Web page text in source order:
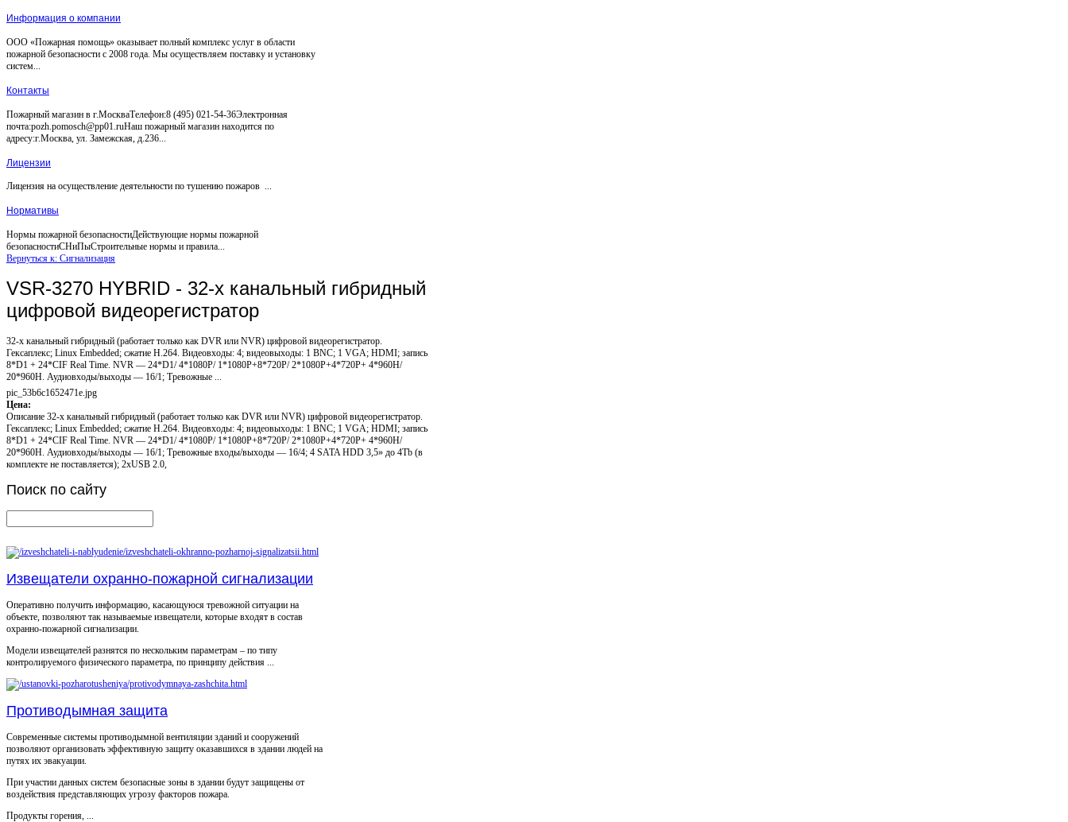
Информация о компании
ООО «Пожарная помощь» оказывает полный комплекс услуг в области
пожарной безопасности с 2008 года. Мы осуществляем поставку и установку
систем...
Контакты
Пожарный магазин в г.МоскваТелефон:8 (495) 021-54-36Электронная
почта:pozh.pomosch@pp01.ruНаш пожарный магазин находится по
адресу:г.Москва, ул. Замежская, д.236...
Лицензии
Лицензия на осуществление деятельности по тушению пожаров ...
Нормативы
Нормы пожарной безопасностиДействующие нормы пожарной
безопасностиСНиПыСтроительные нормы и правила...
Вернуться к: Сигнализация
VSR-3270 HYBRID - 32-х канальный гибридный
цифровой видеорегистратор
32-х канальный гибридный (работает только как DVR или NVR) цифровой видеорегистратор.
Гексаплекс; Linux Embedded; сжатие Н.264. Видеовходы: 4; видеовыходы: 1 BNC; 1 VGA; HDMI; запись
8*D1 + 24*CIF Real Time. NVR — 24*D1/ 4*1080P/ 1*1080P+8*720P/ 2*1080P+4*720P+ 4*960H/
20*960H. Аудиовходы/выходы — 16/1; Тревожные ...
pic_53b6c1652471e.jpg
Цена:
Описание 32-х канальный гибридный (работает только как DVR или NVR) цифровой видеорегистратор.
Гексаплекс; Linux Embedded; сжатие Н.264. Видеовходы: 4; видеовыходы: 1 BNC; 1 VGA; HDMI; запись
8*D1 + 24*CIF Real Time. NVR — 24*D1/ 4*1080P/ 1*1080P+8*720P/ 2*1080P+4*720P+ 4*960H/
20*960H. Аудиовходы/выходы — 16/1; Тревожные входы/выходы — 16/4; 4 SATA HDD 3,5» до 4Tb (в
комплекте не поставляется); 2хUSB 2.0,
Поиск по сайту
Извещатели охранно-пожарной сигнализации
Оперативно получить информацию, касающуюся тревожной ситуации на
объекте, позволяют так называемые извещатели, которые входят в состав
охранно-пожарной сигнализации.
Модели извещателей разнятся по нескольким параметрам – по типу
контролируемого физического параметра, по принципу действия ...
Противодымная защита
Современные системы противодымной вентиляции зданий и сооружений
позволяют организовать эффективную защиту оказавшихся в здании людей на
путях их эвакуации.
При участии данных систем безопасные зоны в здании будут защищены от
воздействия представляющих угрозу факторов пожара.
Продукты горения, ...